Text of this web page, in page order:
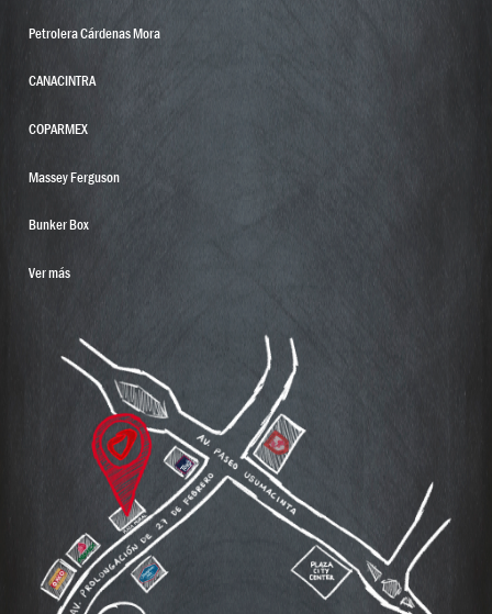
Petrolera Cárdenas Mora
CANACINTRA
COPARMEX
Massey Ferguson
Bunker Box
Ver más